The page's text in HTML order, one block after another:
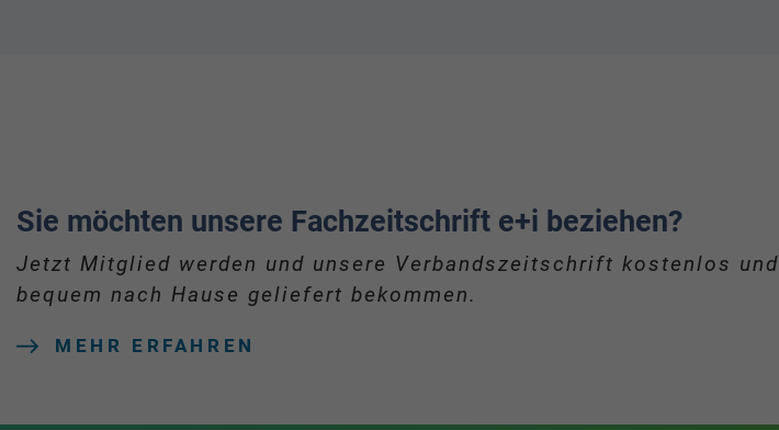
Sie möchten unsere Fachzeitschrift e+i beziehen?
Jetzt Mitglied werden und unsere Verbandszeitschrift kostenlos und
bequem nach Hause geliefert bekommen.
MEHR ERFAHREN